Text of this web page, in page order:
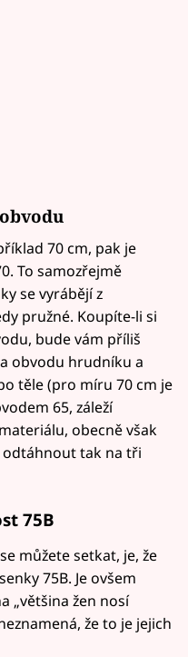
70 cm, pak je
To samozřejmě
se vyrábějí z
pružné. Koupíte-li si
bude vám příliš
obvodu hrudníku a
těle (pro míru 70 cm je
65, záleží
obecně však
odtáhnout tak na tři
75B
můžete setkat, je, že
75B. Je ovšem
„většina žen nosí
že to je jejich